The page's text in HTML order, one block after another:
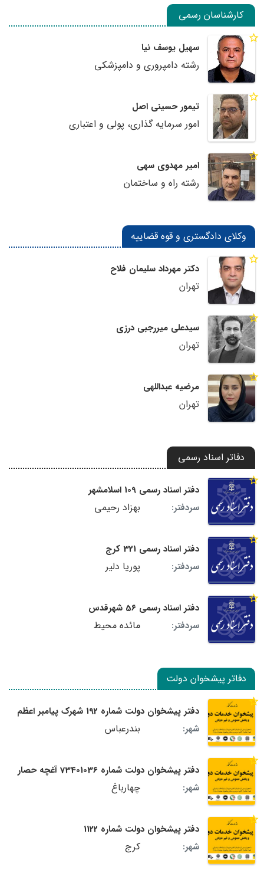
کارشناسان رسمی
سهیل یوسف نیا
رشته دامپروری و دامپزشکی
تیمور حسینی اصل
امور سرمایه گذاری، پولی و اعتباری
امیر مهدوی سهی
رشته راه و ساختمان
وکلای دادگستری و قوه قضاییه
دکتر مهرداد سلیمان فلاح
تهران
سیدعلی میررجبی درزی
تهران
مرضیه عبداللهی
تهران
دفاتر اسناد رسمی
دفتر اسناد رسمی 109 اسلامشهر
سردفتر:
بهزاد رحیمی
دفتر اسناد رسمی 321 کرج
سردفتر:
پوریا دلیر
دفتر اسناد رسمی 56 شهرقدس
سردفتر:
مائده محیط
دفاتر پیشخوان دولت
دفتر پیشخوان دولت شماره 192 شهرک پیامبر اعظم
شهر:
بندرعباس
دفتر پیشخوان دولت شماره 73401036 آغچه حصار
شهر:
چهارباغ
دفتر پیشخوان دولت شماره 1122
شهر:
کرج